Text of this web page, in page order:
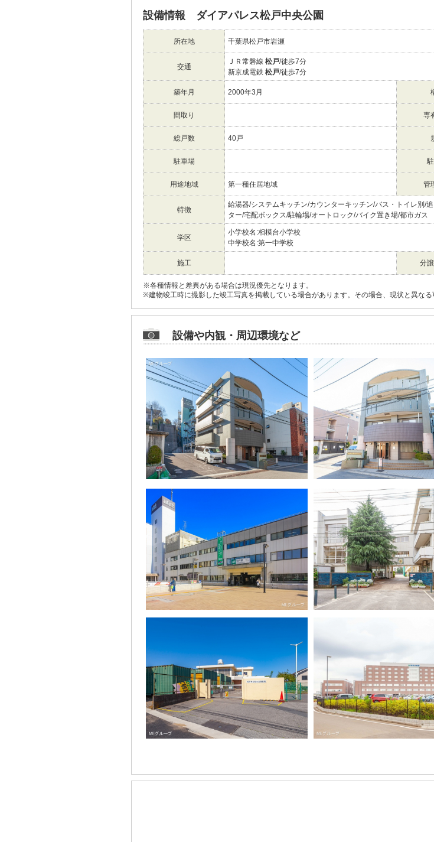
設備情報 ダイアパレス松戸中央公園
所在地 千葉県松戸市岩瀬
交通
ＪＲ常磐線 松戸/徒歩7分
新京成電鉄 松戸/徒歩7分
築年月 2000年3月
間取り 専
総戸数 40戸
駐車場
用途地域 第一種住居地域 管
特徴
給湯器/システムキッチン/カウンターキッチン/バス・トイレ別/
ター/宅配ボックス/駐輪場/オートロック/バイク置き場/都市ガス
学区
小学校名:相模台小学校
中学校名:第一中学校
施工 分
※各種情報と差異がある場合は現況優先となります。
※建物竣工時に撮影した竣工写真を掲載している場合があります。その場合、現状と異なる
設備や内観・周辺環境など